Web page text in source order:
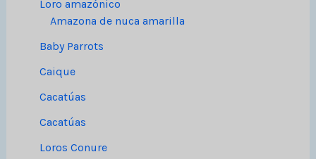
Loro amazónico
Amazona de nuca amarilla
Baby Parrots
Caique
Cacatúas
Cacatúas
Loros Conure